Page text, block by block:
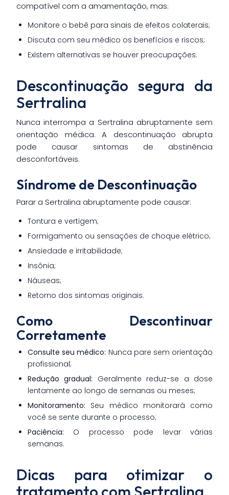
compatível com a amamentação, mas:
Monitore o bebê para sinais de efeitos colaterais;
Discuta com seu médico os benefícios e riscos;
Existem alternativas se houver preocupações.
Descontinuação segura da
Sertralina
Nunca interrompa a Sertralina abruptamente sem
orientação médica. A descontinuação abrupta
pode causar sintomas de abstinência
desconfortáveis.
Síndrome de Descontinuação
Parar a Sertralina abruptamente pode causar:
Tontura e vertigem;
Formigamento ou sensações de choque elétrico;
Ansiedade e irritabilidade;
Insônia;
Náuseas;
Retorno dos sintomas originais.
Como Descontinuar
Corretamente
Consulte seu médico: Nunca pare sem orientação
profissional;
Redução gradual: Geralmente reduz-se a dose
lentamente ao longo de semanas ou meses;
Monitoramento: Seu médico monitorará como
você se sente durante o processo;
Paciência: O processo pode levar várias
semanas.
Dicas para otimizar o